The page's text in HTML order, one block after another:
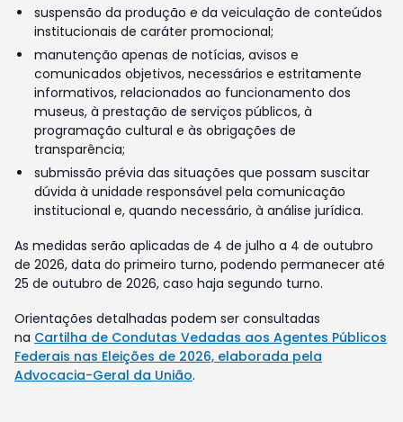
suspensão da produção e da veiculação de conteúdos
institucionais de caráter promocional;
manutenção apenas de notícias, avisos e
comunicados objetivos, necessários e estritamente
informativos, relacionados ao funcionamento dos
museus, à prestação de serviços públicos, à
programação cultural e às obrigações de
transparência;
submissão prévia das situações que possam suscitar
dúvida à unidade responsável pela comunicação
institucional e, quando necessário, à análise jurídica.
As medidas serão aplicadas de 4 de julho a 4 de outubro
de 2026, data do primeiro turno, podendo permanecer até
25 de outubro de 2026, caso haja segundo turno.
Orientações detalhadas podem ser consultadas
na Cartilha de Condutas Vedadas aos Agentes Públicos
Federais nas Eleições de 2026, elaborada pela
Advocacia-Geral da União.